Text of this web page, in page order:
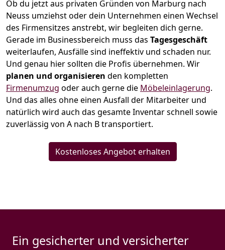
Ob du jetzt aus privaten Gründen von Marburg nach
Neuss umziehst oder dein Unternehmen einen Wechsel
des Firmensitzes anstrebt, wir begleiten dich gerne.
Gerade im Businessbereich muss das Tagesgeschäft
weiterlaufen, Ausfälle sind ineffektiv und schaden nur.
Und genau hier sollten die Profis übernehmen. Wir
planen und organisieren den kompletten
Firmenumzug oder auch gerne die Möbeleinlagerung.
Und das alles ohne einen Ausfall der Mitarbeiter und
natürlich wird auch das gesamte Inventar schnell sowie
zuverlässig von A nach B transportiert.
Kostenloses Angebot erhalten
Ein gesicherter und versicherter